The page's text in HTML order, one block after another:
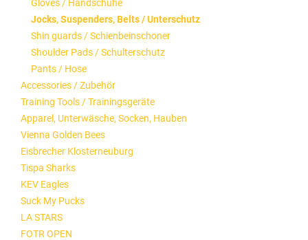
Gloves / Handschuhe
Jocks, Suspenders, Belts / Unterschutz
Shin guards / Schienbeinschoner
Shoulder Pads / Schulterschutz
Pants / Hose
Accessories / Zubehör
Training Tools / Trainingsgeräte
Apparel, Unterwäsche, Socken, Hauben
Vienna Golden Bees
Eisbrecher Klosterneuburg
Tispa Sharks
KEV Eagles
Suck My Pucks
LA STARS
FOTR OPEN